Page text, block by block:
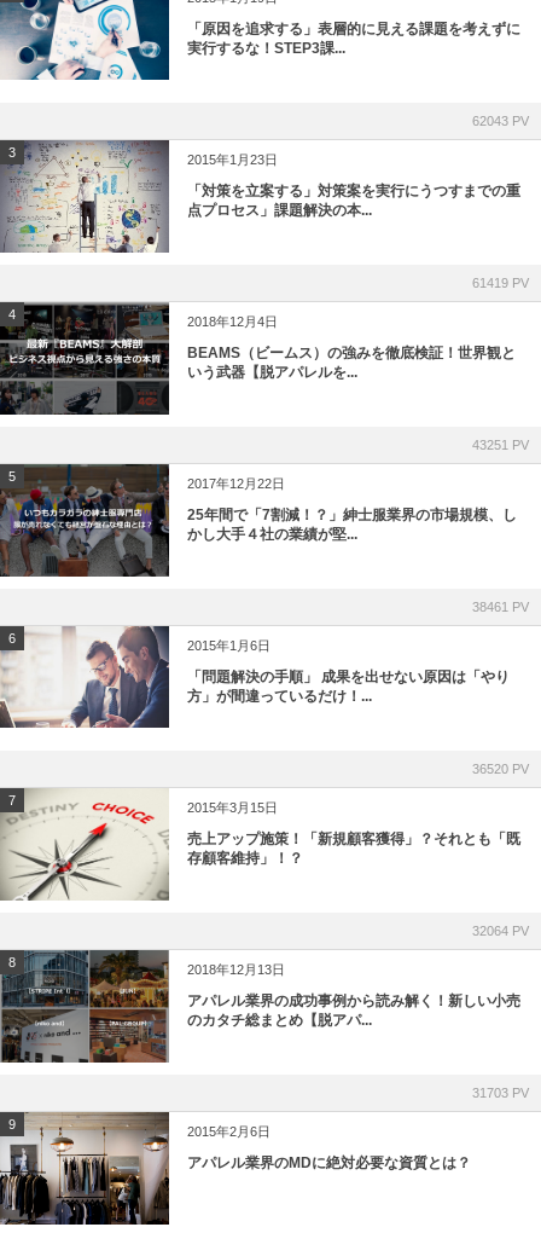
「原因を追求する」表層的に見える課題を考えずに
実行するな！STEP3課...
62043 PV
3 2015年1月23日
「対策を立案する」対策案を実行にうつすまでの重
点プロセス」課題解決の本...
61419 PV
4 2018年12月4日
BEAMS（ビームス）の強みを徹底検証！世界観と
いう武器【脱アパレルを...
43251 PV
5 2017年12月22日
25年間で「7割減！？」紳士服業界の市場規模、し
かし大手４社の業績が堅...
38461 PV
6 2015年1月6日
「問題解決の手順」 成果を出せない原因は「やり
方」が間違っているだけ！...
36520 PV
7 2015年3月15日
売上アップ施策！「新規顧客獲得」？それとも「既
存顧客維持」！？
32064 PV
8 2018年12月13日
アパレル業界の成功事例から読み解く！新しい小売
のカタチ総まとめ【脱アパ...
31703 PV
9 2015年2月6日
アパレル業界のMDに絶対必要な資質とは？